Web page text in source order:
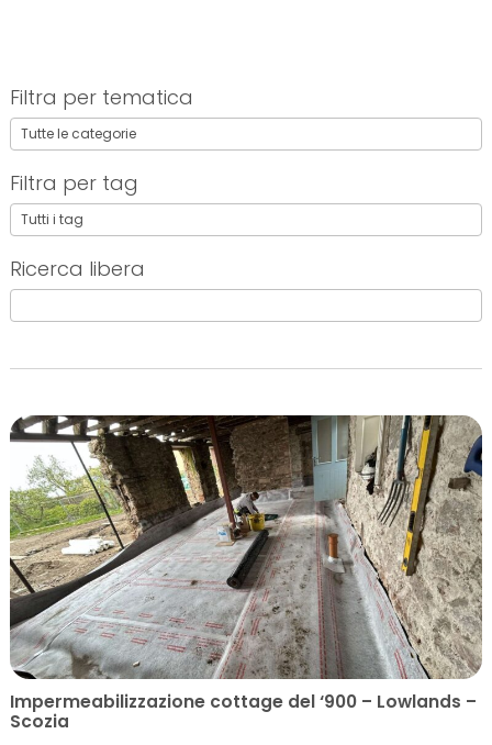
Filtra per tematica
Filtra per tag
Ricerca libera
Impermeabilizzazione cottage del ‘900 – Lowlands –
Scozia